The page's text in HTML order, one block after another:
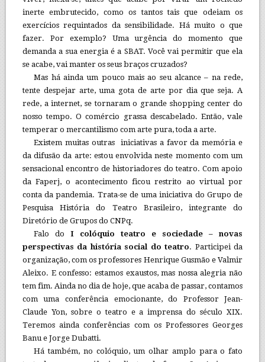
inerte embrutecido, como os tantos tais que odeiam os
exercícios requintados da sensibilidade. Há muito o que
fazer. Por exemplo? Uma urgência do momento que
demanda a sua energia é a SBAT. Você vai permitir que ela
se acabe, vai manter os seus braços cruzados?
Mas há ainda um pouco mais ao seu alcance – na rede,
tente despejar arte, uma gota de arte por dia que seja. A
rede, a internet, se tornaram o grande shopping center do
nosso tempo. O comércio grassa descabelado. Então, vale
temperar o mercantilismo com arte pura, toda a arte.
Existem muitas outras iniciativas a favor da memória e
da difusão da arte: estou envolvida neste momento com um
sensacional encontro de historiadores do teatro. Com apoio
da Faperj, o acontecimento ficou restrito ao virtual por
conta da pandemia. Trata-se de uma iniciativa do Grupo de
Pesquisa História do Teatro Brasileiro, integrante do
Diretório de Grupos do CNPq.
Falo doI colóquio teatro e sociedade – novas
perspectivas da história social do teatro. Participei da
organização, com os professores Henrique Gusmão e Valmir
Aleixo. E confesso: estamos exaustos, mas nossa alegria não
tem fim. Ainda no dia de hoje, que acaba de passar, contamos
com uma conferência emocionante, do Professor Jean-
Claude Yon, sobre o teatro e a imprensa do século XIX.
Teremos ainda conferências com os Professores Georges
Banu e Jorge Dubatti.
Há também, no colóquio, um olhar amplo para o fato